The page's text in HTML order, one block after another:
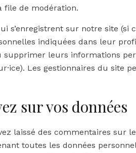
file de modération.
s’enregistrent sur notre site (si
indiquées dans leur
supprimer leurs informations
Les gestionnaires du site
sur vos données
laissé des commentaires sur
toutes les données